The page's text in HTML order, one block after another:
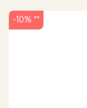
-10% **